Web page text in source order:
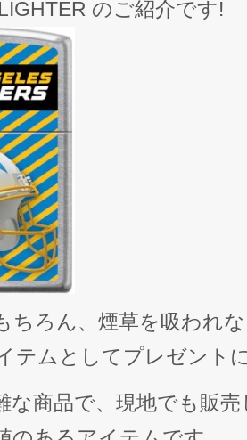
のご紹介です!
ちろん、煙草を吸われ
テムとしてプレゼント
な商品で、現地でも販